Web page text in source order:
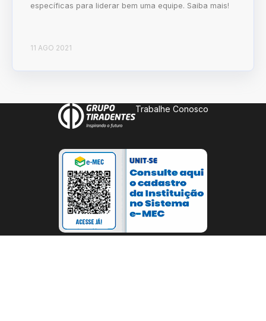
específicas para liderar bem uma equipe. Saiba mais!
11 AGO 2021
Trabalhe Conosco